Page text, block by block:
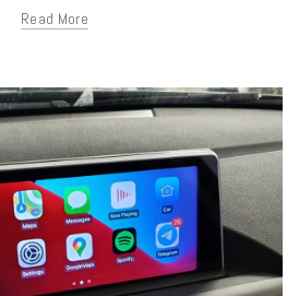
Read More